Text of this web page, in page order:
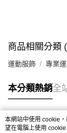
商品相關分類
運動服飾 專業
本分類熱銷全
熱門標籤
本網站中使用 cookie
望在電腦上使用